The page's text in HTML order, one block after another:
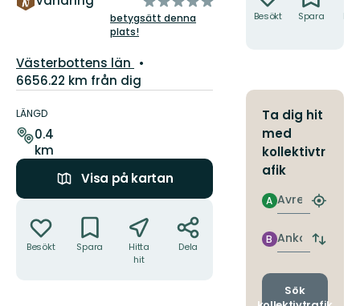
5
betygsätt denna
plats!
Län:
Västerbottens län
6656.22 km från dig
om
leden
LÄNGD
0.4
km
Visa på kartan
Besökt Spara
Hitta
hit
Dela
Besökt Spara
Ta dig hit
med
kollektivtr
afik
Avresa
A
Hitta
Ankomst
B
Byt
och
Sök